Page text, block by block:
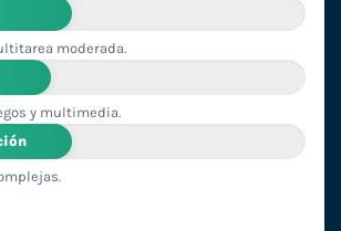
moderada.
y multimedia.